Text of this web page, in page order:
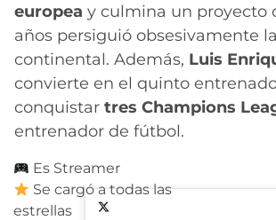
europea y culmina un proyecto
años persiguió obsesivamente
continental. Además, Luis
convierte en el quinto
conquistar tres Champions
entrenador de fútbol.
Es Streamer
Se cargó a todas las
estrellas